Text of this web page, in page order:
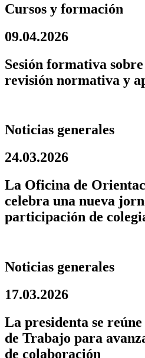
Cursos y formación
09.04.2026
Sesión formativa
revisión normativa y
Noticias generales
24.03.2026
La Oficina de
celebra una nueva
participación de
Noticias generales
17.03.2026
La presidenta se
de Trabajo para
de colaboración